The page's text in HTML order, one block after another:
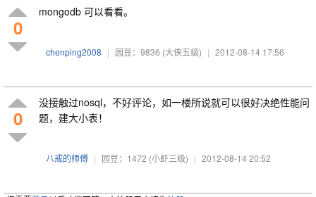
0
mongodb 可以看看。
chenping2008 | 园豆：9836 (大侠五级) | 2012-08-14 17:56
0
没接触过nosql，不好评论，如一楼所说就可以很好决绝性能问
题，建大小表！
八戒的师傅 | 园豆：1472 (小虾三级) | 2012-08-14 20:52